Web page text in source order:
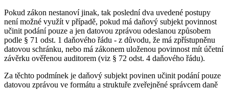
Pokud zákon nestanoví jinak, tak poslední dva uvedené postupy
není možné využít v případě, pokud má daňový subjekt povinnost
učinit podání pouze a jen datovou zprávou odeslanou způsobem
podle § 71 odst. 1 daňového řádu - z důvodu, že má zpřístupněnu
datovou schránku, nebo má zákonem uloženou povinnost mít účetní
závěrku ověřenou auditorem (viz § 72 odst. 4 daňového řádu).
Za těchto podmínek je daňový subjekt povinen učinit podání pouze
datovou zprávou ve formátu a struktuře zveřejněné správcem daně